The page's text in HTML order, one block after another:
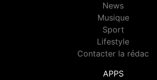
News
Musique
Sport
Lifestyle
Contacter la rédac
APPS